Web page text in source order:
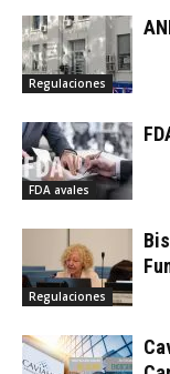
Regulaciones
FDA avales
Regulaciones